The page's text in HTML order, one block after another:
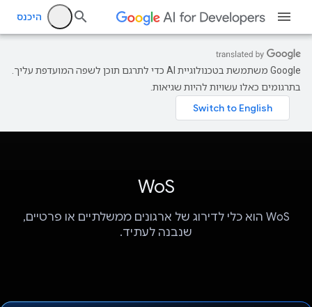
היכנס
‫Google משתמשת בטכנולוגיית AI כדי לתרגם תוכן לשפה המועדפת עליך.
בתרגומים כאלו עשויות להיות שגיאות.
WoS
WoS הוא כלי לדירוג של ארגונים ממשלתיים או פרטיים,
שנבנה לעתיד.